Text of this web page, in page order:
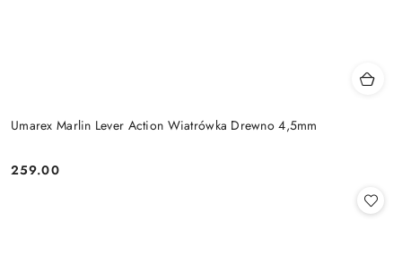
Umarex Marlin Lever Action Wiatrówka Drewno 4,5mm
Cena:
259.00